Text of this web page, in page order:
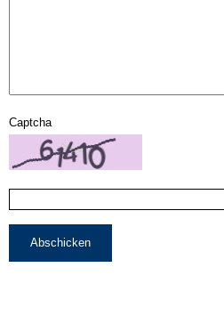
Captcha
Abschicken